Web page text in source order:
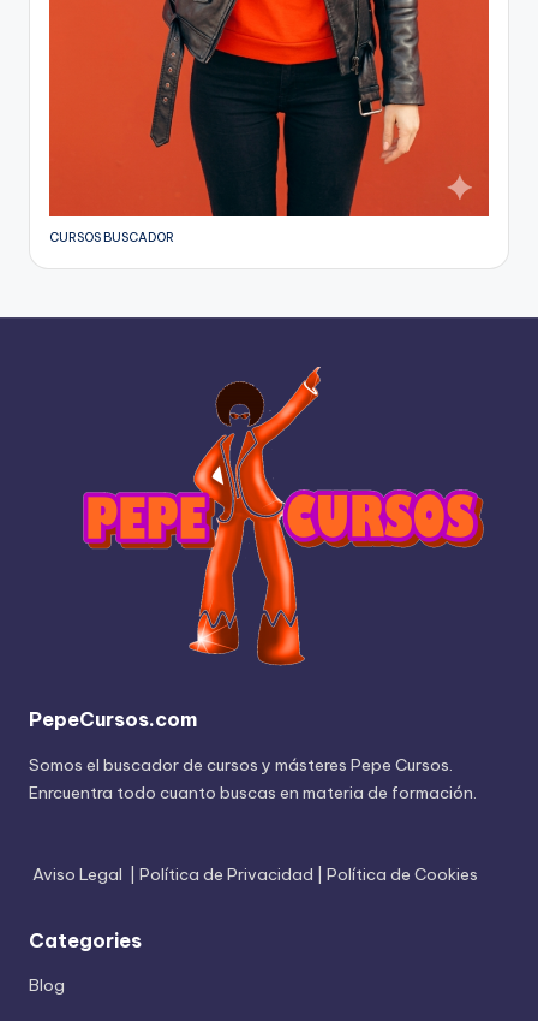
CURSOS BUSCADOR
PepeCursos.com
Somos el buscador de cursos y másteres Pepe Cursos.
Enrcuentra todo cuanto buscas en materia de formación.
Aviso Legal Política de Privacidad Política de Cookies
Categories
Blog